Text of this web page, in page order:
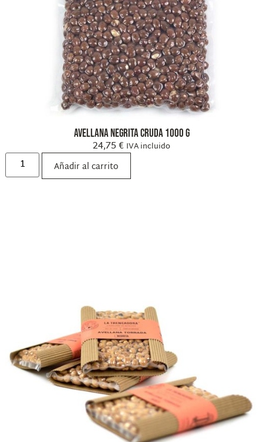
Avellana Negrita Cruda 1000 g
24,75€ IVA incluido
Añadir al carrito